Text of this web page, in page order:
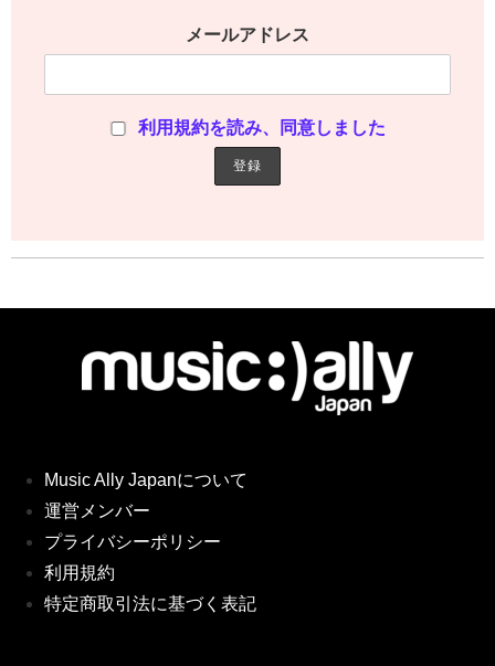
メールアドレス
利用規約を読み、同意しました
Music Ally Japanについて
運営メンバー
プライバシーポリシー
利用規約
特定商取引法に基づく表記